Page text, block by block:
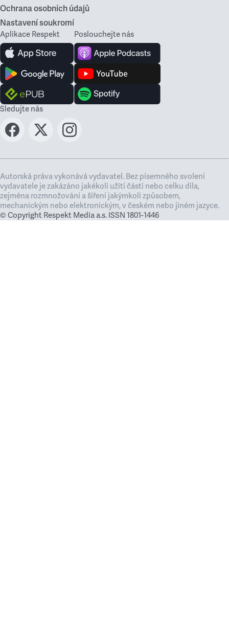
Ochrana osobních údajů
Nastavení soukromí
Aplikace Respekt Poslouchejte nás
Sledujte nás
Autorská práva vykonává vydavatel. Bez písemného svolení
vydavatele je zakázáno jakékoli užití částí nebo celku díla,
zejména rozmnožování a šíření jakýmkoli způsobem,
mechanickým nebo elektronickým, v českém nebo jiném jazyce.
© Copyright Respekt Media a.s. ISSN 1801-1446